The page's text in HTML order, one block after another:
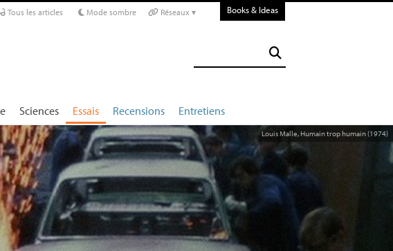
Tous les articles Mode sombre Réseaux ▾ Books & Ideas
Sciences Essais Recensions Entretiens
Louis Malle, Humain trop humain (1974)